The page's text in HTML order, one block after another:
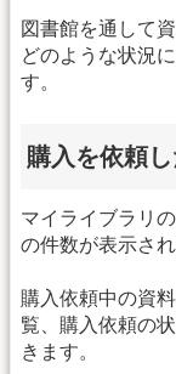
図書館を通して
どのような状況
す。
購入を依頼
マイライブラリ
の件数が表示され
購入依頼中の資
覧、購入依頼の
きます。